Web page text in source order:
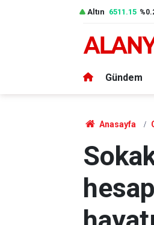
Altın 6511.15
Gündem
Anasayfa